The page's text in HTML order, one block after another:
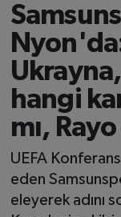
hangi
mı,
UEFA
eden
eleyerek adını
SAMSUN
SAĞLIK
TEKNOLOJİ
SPOR
Süper Lig
Tüm
Son Dakika
Haber Arşivi